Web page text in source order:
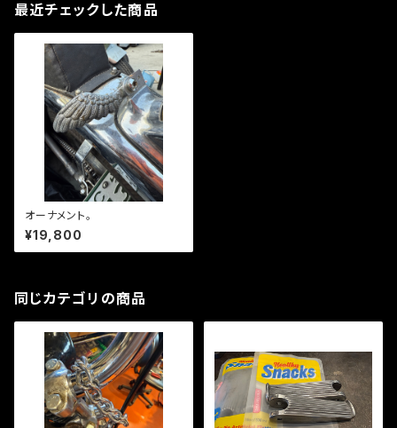
最近チェックした商品
オーナメント。
¥19,800
同じカテゴリの商品